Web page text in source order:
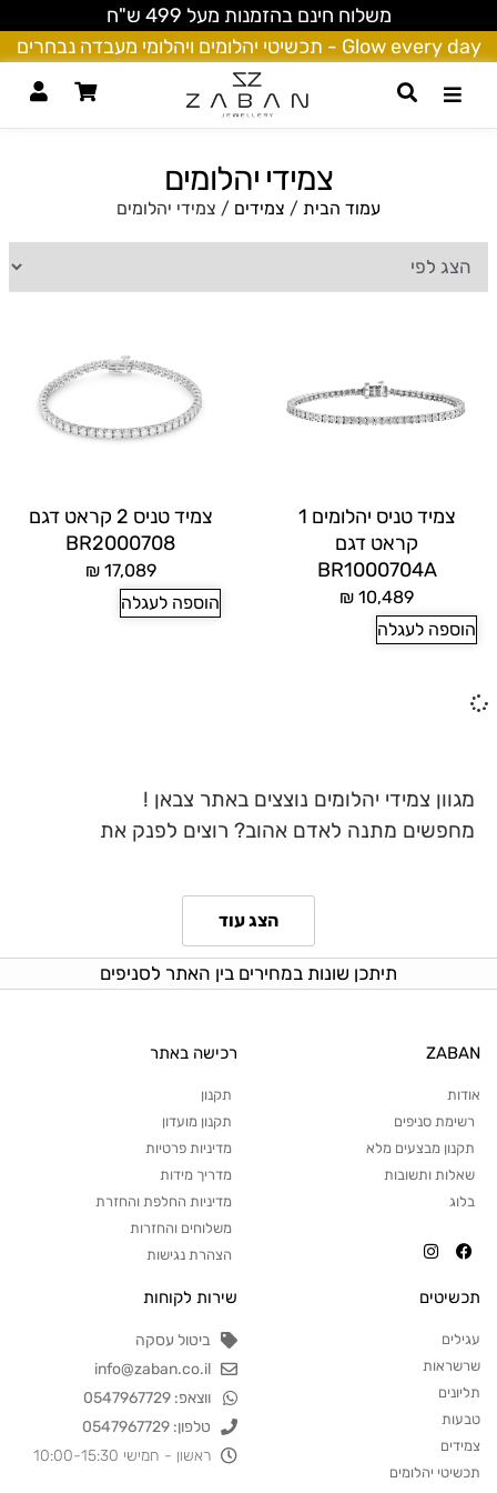
משלוח חינם בהזמנות מעל 499 ש"ח
Glow every day - תכשיטי יהלומים ויהלומי מעבדה נבחרים
צמידי יהלומים
עמוד הבית / צמידים / צמידי יהלומים
צמיד טניס יהלומים 1
קראט דגם
BR1000704A
₪ 10,489
הוספה לעגלה
צמיד טניס 2 קראט דגם
BR2000708
₪17,089
הוספה לעגלה
מגוון צמידי יהלומים נוצצים באתר צבאן !
מחפשים מתנה לאדם אהוב? רוצים לפנק את
בקטלוג צמידי יהלומים באתר צבאן תוכלו לבחור מבין
יפיפיים.
צמיד זהב משובץ יהלומים אוצמיד טניס יהלומים 2
קראט,
מיוחדים וייחודיים בשבילך.
במיוחד לצד איכות בלתי מתפשרת.
התכשיטים שלנו הם בעלי תו תקן של מכון התקנים
הישראלי, ומשלבים סגנון קלאסי יחד עם מודרני ליצירה
של מראה אותנטי וייחודי לכל אישה.
הצג עוד
תיתכן שונות במחירים בין האתר לסניפים
ZABAN
אודות
רשימת סניפים
תקנון מבצעים מלא
שאלות ותשובות
בלוג
רכישה באתר
תקנון
תקנון מועדון
מדיניות פרטיות
מדריך מידות
מדיניות החלפת והחזרת
משלוחים והחזרות
הצהרת נגישות
תכשיטים
עגילים
שרשראות
תליונים
טבעות
צמידים
תכשיטי יהלומים
שירות לקוחות
ביטול עסקה
info@zaban.co.il
ווצאפ: 0547967729
טלפון: 0547967729
ראשון - חמישי 10:00-15:30